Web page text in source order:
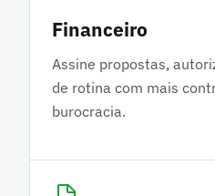
Financeiro
Assine propostas,
de rotina com mais
burocracia.